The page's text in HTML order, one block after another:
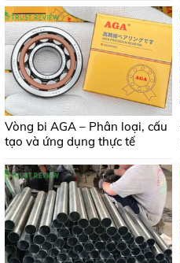
Vòng bi AGA – Phân loại, cấu
tạo và ứng dụng thực tế